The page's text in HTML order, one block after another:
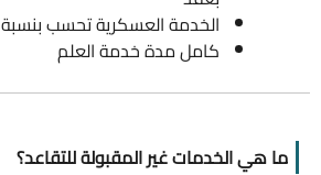
الخدمة العسكرية تحسب بنسبة 4/5
كامل مدة خدمة العلم
ما هي الخدمات غير المقبولة للتقاعد؟